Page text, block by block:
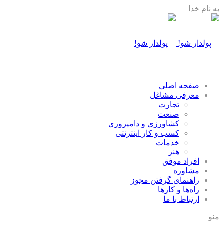
به نام خدا
صفحه اصلی
معرفی مشاغل
تجارت
صنعت
كشاورزی و دامپروری
كسب و كار اينترنتی
خدمات
هنر
افراد موفق
مشاوره
راهنمای گرفتن مجوز
راه‌ها و كارها
ارتباط با ما
منو